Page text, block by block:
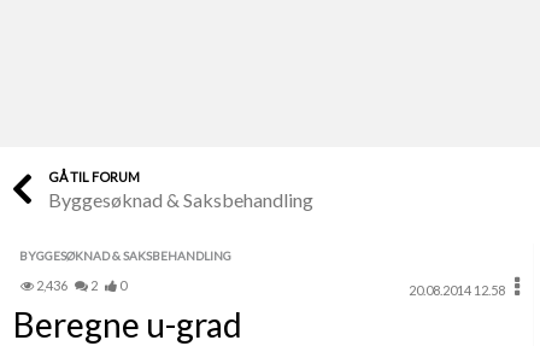
Finn håndverkere
Papirer som mangler
Skaff dokumentasjon som mangler
GÅ TIL FORUM
Byggesøknad & Saksbehandling
BYGGESØKNAD & SAKSBEHANDLING
2,436 2 0 20.08.2014 12.58
Beregne u-grad